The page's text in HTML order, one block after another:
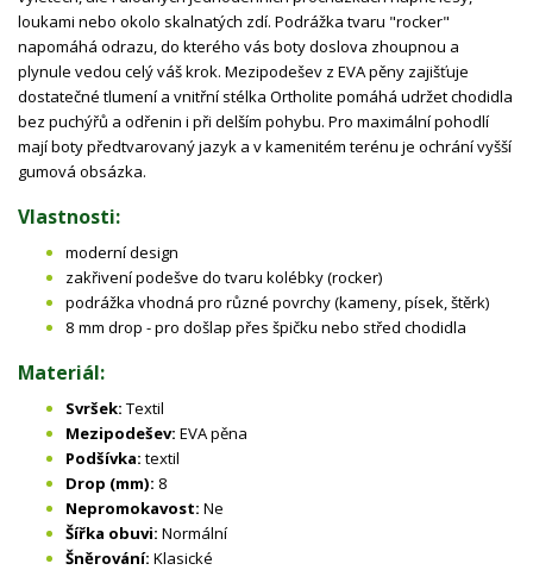
loukami nebo okolo skalnatých zdí. Podrážka tvaru "rocker"
napomáhá odrazu, do kterého vás boty doslova zhoupnou a
plynule vedou celý váš krok. Mezipodešev z EVA pěny zajišťuje
dostatečné tlumení a vnitřní stélka Ortholite pomáhá udržet chodidla
bez puchýřů a odřenin i při delším pohybu. Pro maximální pohodlí
mají boty předtvarovaný jazyk a v kamenitém terénu je ochrání vyšší
gumová obsázka.
Vlastnosti:
moderní design
zakřivení podešve do tvaru kolébky (rocker)
podrážka vhodná pro různé povrchy (kameny, písek, štěrk)
8 mm drop - pro došlap přes špičku nebo střed chodidla
Materiál:
Svršek: Textil
Mezipodešev: EVA pěna
Podšívka: textil
Drop (mm): 8
Nepromokavost: Ne
Šířka obuvi: Normální
Šněrování: Klasické